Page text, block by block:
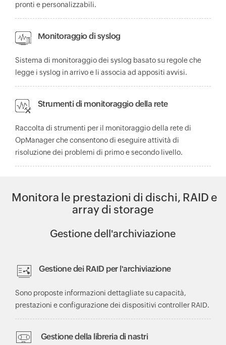
pronti e personalizzabili.
Monitoraggio di syslog
Sistema di monitoraggio dei syslog basato su regole che
legge i syslog in arrivo e li associa ad appositi avvisi.
Strumenti di monitoraggio della rete
Raccolta di strumenti per il monitoraggio della rete di
OpManager che consentono di eseguire attività di
risoluzione dei problemi di primo e secondo livello.
Monitora le prestazioni di dischi, RAID e
array di storage
Gestione dell'archiviazione
Gestione dei RAID per l'archiviazione
Sono proposte informazioni dettagliate su capacità,
prestazioni e configurazione dei dispositivi controller RAID.
Gestione della libreria di nastri